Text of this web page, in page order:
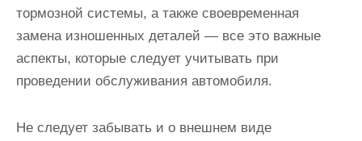
тормозной системы, а также своевременная
замена изношенных деталей — все это важные
аспекты, которые следует учитывать при
проведении обслуживания автомобиля.
Не следует забывать и о внешнем виде